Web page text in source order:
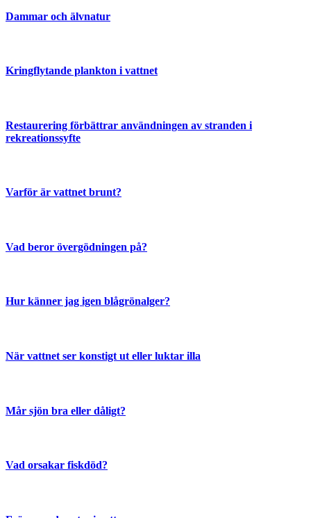
Dammar och älvnatur
Kringflytande plankton i vattnet
Restaurering förbättrar användningen av stranden i
rekreationssyfte
Varför är vattnet brunt?
Vad beror övergödningen på?
Hur känner jag igen blågrönalger?
När vattnet ser konstigt ut eller luktar illa
Mår sjön bra eller dåligt?
Vad orsakar fiskdöd?